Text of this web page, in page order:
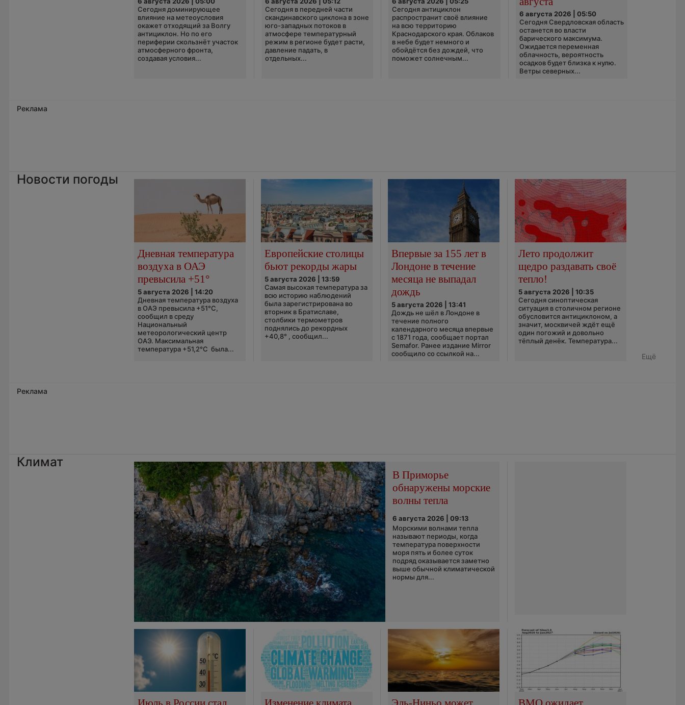
Сегодня доминирующее
влияние на метеоусловия
окажет отходящий за Волгу
антициклон. Но по его
периферии скользнёт участок
атмосферного фронта,
создавая условия...
Сегодня в передней части
скандинавского циклона в зоне
юго-западных потоков в
атмосфере температурный
режим в регионе будет расти,
давление падать, в
отдельных...
Сегодня антициклон
распространит своё влияние
на всю территорию
Краснодарского края. Облаков
в небе будет немного и
обойдётся без дождей, что
поможет солнечным...
6 августа 2026 | 05:50
Сегодня Свердловская область
останется во власти
барического максимума.
Ожидается переменная
облачность, вероятность
осадков будет близка к нулю.
Ветры северных...
Реклама
Новости погоды
Дневная температура
воздуха в ОАЭ
превысила +51°
5 августа 2026 | 14:20
Дневная температура воздуха
в ОАЭ превысила +51°C,
сообщил в среду
Национальный
метеорологический центр
ОАЭ. Максимальная
температура +51,2°C была...
Европейские столицы
бьют рекорды жары
5 августа 2026 | 13:59
Самая высокая температура за
всю историю наблюдений
была зарегистрирована во
вторник в Братиславе,
столбики термометров
поднялись до рекордных
+40,8° , сообщил...
Впервые за 155 лет в
Лондоне в течение
месяца не выпадал
дождь
5 августа 2026 | 13:41
Дождь не шёл в Лондоне в
течение полного
календарного месяца впервые
с 1871 года, сообщает портал
Semafor. Ранее издание Mirror
сообщило со ссылкой на...
Лето продолжит
щедро раздавать своё
тепло!
5 августа 2026 | 10:35
Сегодня синоптическая
ситуация в столичном регионе
обусловится антициклоном, а
значит, москвичей ждёт ещё
один погожий и довольно
тёплый денёк. Температура...
Ещё
Реклама
Климат
В Приморье
обнаружены морские
волны тепла
6 августа 2026 | 09:13
Морскими волнами тепла
называют периоды, когда
температура поверхности
моря пять и более суток
подряд оказывается заметно
выше обычной климатической
нормы для...